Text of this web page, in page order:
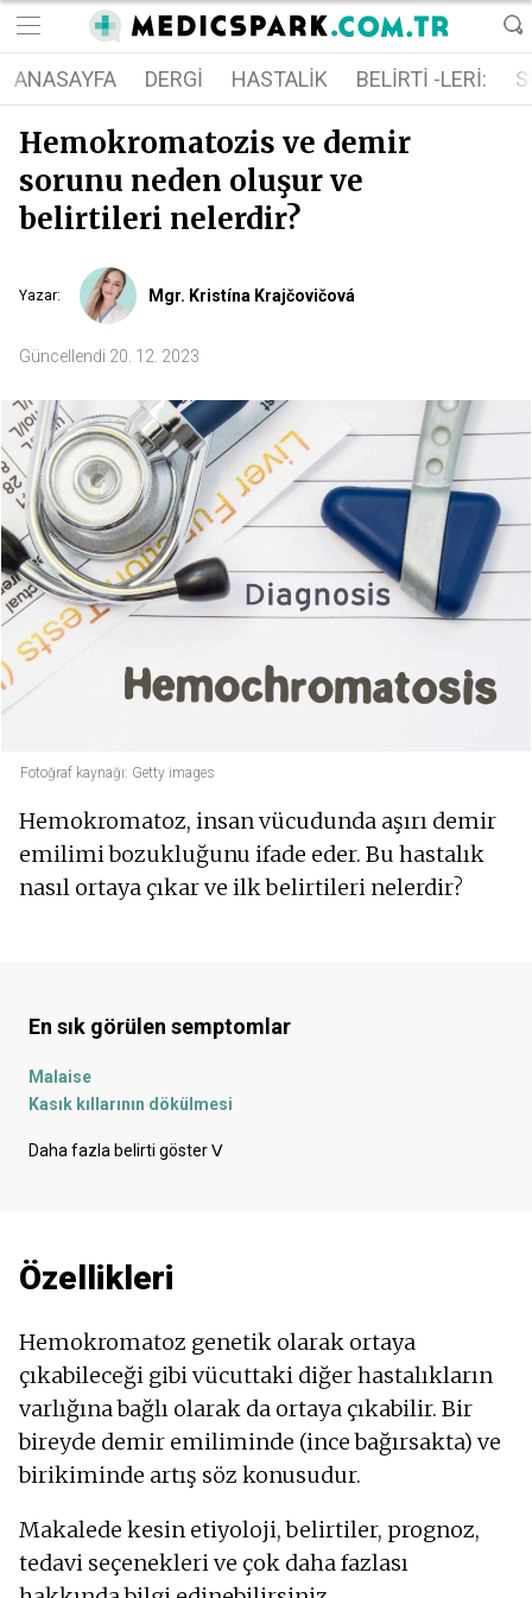
ANASAYFA DERGI HASTALIK BELIRTI -LERI:
Hemokromatozis ve demir
sorunu neden oluşur ve
belirtileri nelerdir?
Yazar: Mgr. Kristína Krajčovičová
Güncellendi 20. 12. 2023
Fotoğraf kaynağı: Getty images
Hemokromatoz, insan vücudunda aşırı demir
emilimi bozukluğunu ifade eder. Bu hastalık
nasıl ortaya çıkar ve ilk belirtileri nelerdir?
En sık görülen semptomlar
Malaise
Kasık kıllarının dökülmesi
Karın ağrısı
Hiperpigmentasyon
Kanama
Ada
Erektil disfonksiyon
Kemik incelmesi
Kas zayıflığı
Yorgunluk
Karın bölgesinde su
Karaciğer büyümesi
Kan şekeri seviyelerinde artış
Daha fazla belirti gösterᐯ
Özellikleri
Hemokromatoz genetik olarak ortaya
çıkabileceği gibi vücuttaki diğer hastalıkların
varlığına bağlı olarak da ortaya çıkabilir. Bir
bireyde demir emiliminde (ince bağırsakta) ve
birikiminde artış söz konusudur.
Makalede kesin etiyoloji, belirtiler, prognoz,
tedavi seçenekleri ve çok daha fazlası